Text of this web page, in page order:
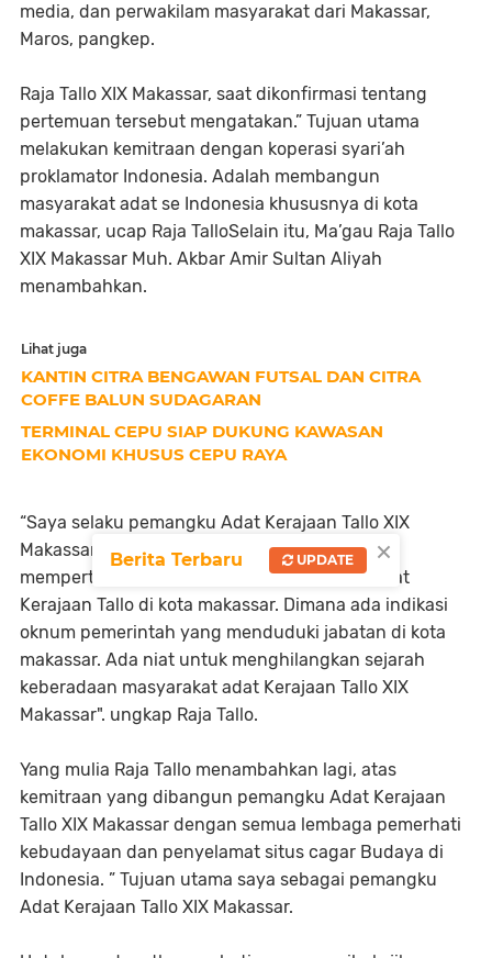
media, dan perwakilam masyarakat dari Makassar,
Maros, pangkep.
Raja Tallo XIX Makassar, saat dikonfirmasi tentang
pertemuan tersebut mengatakan.” Tujuan utama
melakukan kemitraan dengan koperasi syari’ah
proklamator Indonesia. Adalah membangun
masyarakat adat se Indonesia khususnya di kota
makassar, ucap Raja TalloSelain itu, Ma’gau Raja Tallo
XIX Makassar Muh. Akbar Amir Sultan Aliyah
menambahkan.
Lihat juga
KANTIN CITRA BENGAWAN FUTSAL DAN CITRA
COFFE BALUN SUDAGARAN
TERMINAL CEPU SIAP DUKUNG KAWASAN
EKONOMI KHUSUS CEPU RAYA
“Saya selaku pemangku Adat Kerajaan Tallo XIX
Makassar. Punya tanggung jawab moril untuk
mempertahankan keberadaan masyarakat adat
Kerajaan Tallo di kota makassar. Dimana ada indikasi
oknum pemerintah yang menduduki jabatan di kota
makassar. Ada niat untuk menghilangkan sejarah
keberadaan masyarakat adat Kerajaan Tallo XIX
Makassar". ungkap Raja Tallo.
Yang mulia Raja Tallo menambahkan lagi, atas
kemitraan yang dibangun pemangku Adat Kerajaan
Tallo XIX Makassar dengan semua lembaga pemerhati
kebudayaan dan penyelamat situs cagar Budaya di
Indonesia. ” Tujuan utama saya sebagai pemangku
Adat Kerajaan Tallo XIX Makassar.
×
Berita Terbaru UPDATE